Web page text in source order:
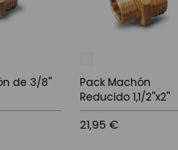
de 3/8''
Pack Machón
Reducido 1,1/2''x2''
21,95 €